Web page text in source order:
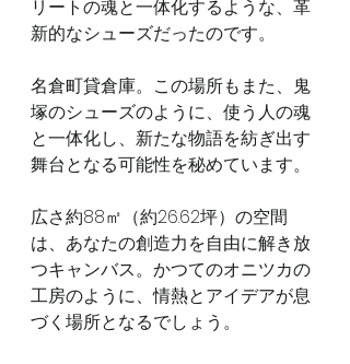
リートの魂と一体化するような、革
新的なシューズだったのです。
名倉町貸倉庫。この場所もまた、鬼
塚のシューズのように、使う人の魂
と一体化し、新たな物語を紡ぎ出す
舞台となる可能性を秘めています。
広さ約88㎡（約26.62坪）の空間
は、あなたの創造力を自由に解き放
つキャンバス。かつてのオニツカの
工房のように、情熱とアイデアが息
づく場所となるでしょう。